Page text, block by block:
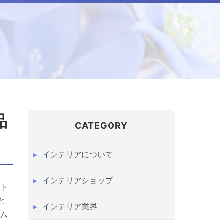
CATEGORY
インテリアについて
インテリアショップ
インテリア業界